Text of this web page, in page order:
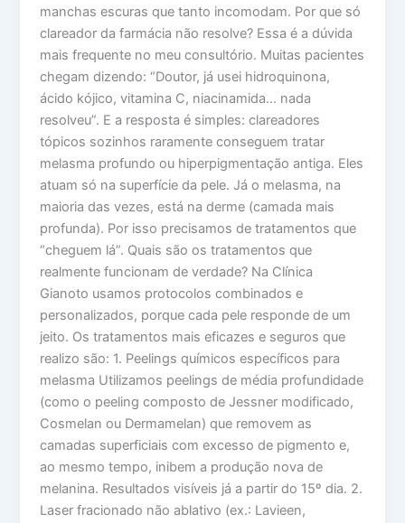
manchas escuras que tanto incomodam. Por que só
clareador da farmácia não resolve? Essa é a dúvida
mais frequente no meu consultório. Muitas pacientes
chegam dizendo: “Doutor, já usei hidroquinona,
ácido kójico, vitamina C, niacinamida… nada
resolveu”. E a resposta é simples: clareadores
tópicos sozinhos raramente conseguem tratar
melasma profundo ou hiperpigmentação antiga. Eles
atuam só na superfície da pele. Já o melasma, na
maioria das vezes, está na derme (camada mais
profunda). Por isso precisamos de tratamentos que
“cheguem lá”. Quais são os tratamentos que
realmente funcionam de verdade? Na Clínica
Gianoto usamos protocolos combinados e
personalizados, porque cada pele responde de um
jeito. Os tratamentos mais eficazes e seguros que
realizo são: 1. Peelings químicos específicos para
melasma Utilizamos peelings de média profundidade
(como o peeling composto de Jessner modificado,
Cosmelan ou Dermamelan) que removem as
camadas superficiais com excesso de pigmento e,
ao mesmo tempo, inibem a produção nova de
melanina. Resultados visíveis já a partir do 15º dia. 2.
Laser fracionado não ablativo (ex.: Lavieen,